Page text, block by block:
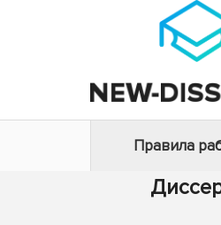
Правила